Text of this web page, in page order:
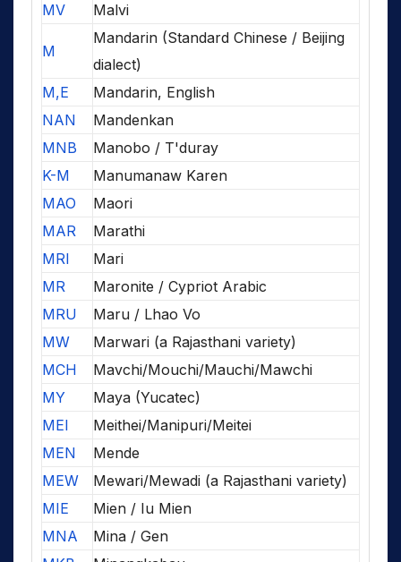
MV
Malvi
M
Mandarin (Standard Chinese / Beijing
dialect)
M,E
Mandarin, English
NAN
Mandenkan
MNB
Manobo / T'duray
K-M
Manumanaw Karen
MAO
Maori
MAR
Marathi
MRI
Mari
MR
Maronite / Cypriot Arabic
MRU
Maru / Lhao Vo
MW
Marwari (a Rajasthani variety)
MCH
Mavchi/Mouchi/Mauchi/Mawchi
MY
Maya (Yucatec)
MEI
Meithei/Manipuri/Meitei
MEN
Mende
MEW
Mewari/Mewadi (a Rajasthani variety)
MIE
Mien / Iu Mien
MNA
Mina / Gen